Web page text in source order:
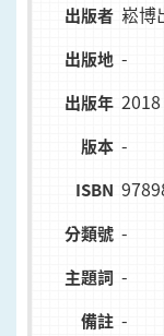
出版者 崧博
出版地 -
出版年 2018
版本 -
ISBN
分類號 -
主題詞 -
備註 -